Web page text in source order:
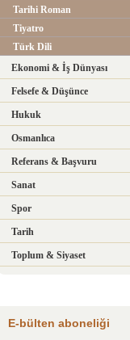
Tarihi Roman
Tiyatro
Türk Dili
Ekonomi & İş Dünyası
Felsefe & Düşünce
Hukuk
Osmanlıca
Referans & Başvuru
Sanat
Spor
Tarih
Toplum & Siyaset
E-bülten aboneliği